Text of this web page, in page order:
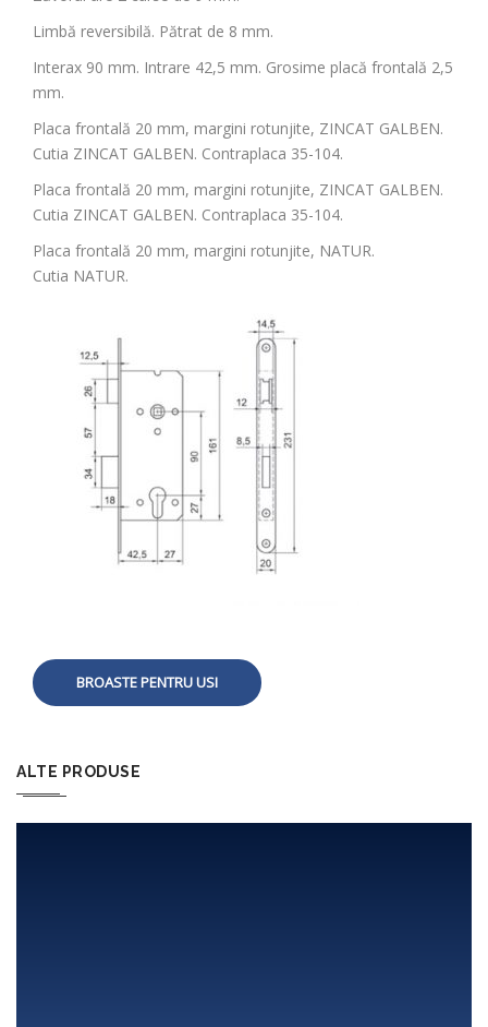
Limbă reversibilă. Pătrat de 8 mm.
Interax 90 mm. Intrare 42,5 mm. Grosime placă frontală 2,5
mm.
Placa frontală 20 mm, margini rotunjite, ZINCAT GALBEN.
Cutia ZINCAT GALBEN. Contraplaca 35-104.
Placa frontală 20 mm, margini rotunjite, ZINCAT GALBEN.
Cutia ZINCAT GALBEN. Contraplaca 35-104.
Placa frontală 20 mm, margini rotunjite, NATUR.
Cutia NATUR.
BROASTE PENTRU USI
ALTE PRODUSE